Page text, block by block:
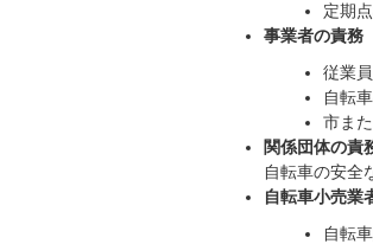
定期
事業者の責務
従業
自転
市ま
関係団体の責
自転車の安全
自転車小売業
自転